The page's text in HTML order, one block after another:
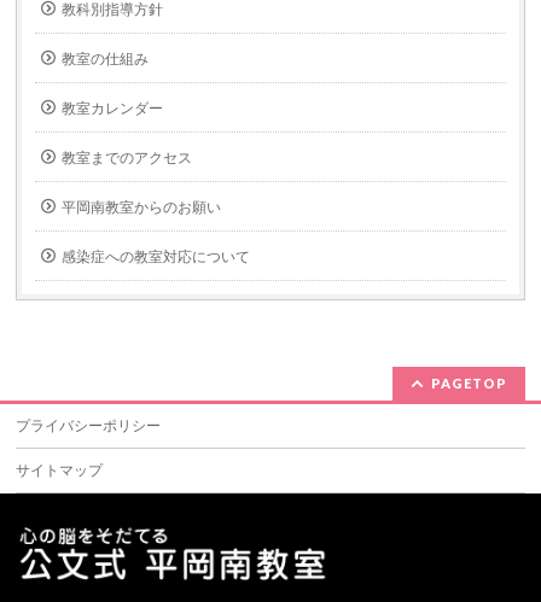
教科別指導方針
教室の仕組み
教室カレンダー
教室までのアクセス
平岡南教室からのお願い
感染症への教室対応について
PAGETOP
プライバシーポリシー
サイトマップ